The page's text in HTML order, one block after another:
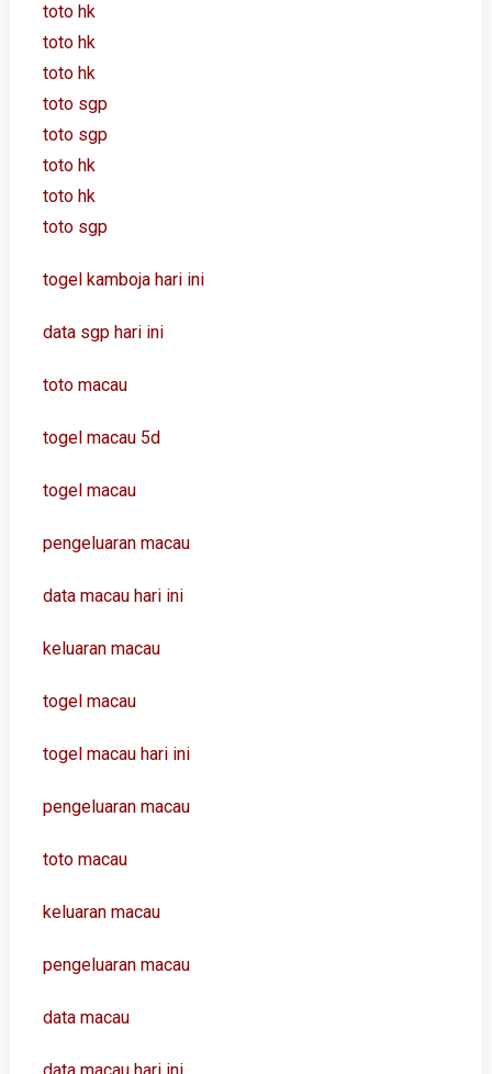
toto hk
toto hk
toto hk
toto sgp
toto sgp
toto hk
toto hk
toto sgp
togel kamboja hari ini
data sgp hari ini
toto macau
togel macau 5d
togel macau
pengeluaran macau
data macau hari ini
keluaran macau
togel macau
togel macau hari ini
pengeluaran macau
toto macau
keluaran macau
pengeluaran macau
data macau